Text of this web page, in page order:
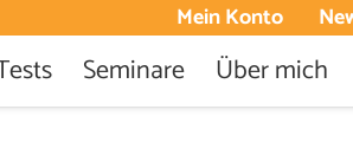
Mein Konto
Seminare Über mich